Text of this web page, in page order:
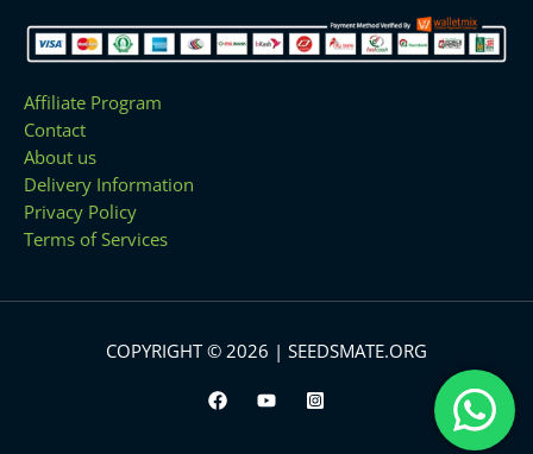
Affiliate Program
Contact
About us
Delivery Information
Privacy Policy
Terms of Services
COPYRIGHT © 2026 | SEEDSMATE.ORG